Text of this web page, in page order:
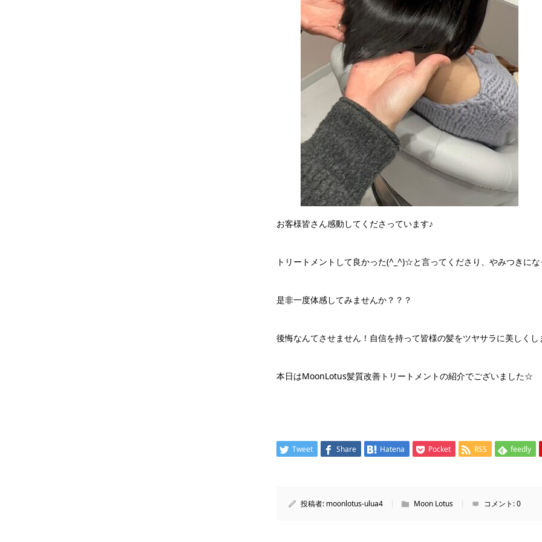
お客様皆さん感動してくださっています♪
トリートメントして良かった(^_^)☆と言ってくださり、やみつきに
是非一度体感してみませんか？？？
後悔なんてさせません！自信を持って皆様の髪をツヤサラに美しく
本日はMoonLotus髪質改善トリートメントの紹介でございました☆
Tweet Share Hatena Pocket RSS feedly
投稿者: moonlotus-ulua4 Moon Lotus コメント:0